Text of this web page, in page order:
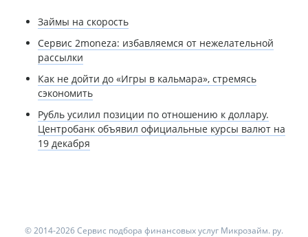
Займы на скорость
Сервис 2moneza: избавляемся от нежелательной
рассылки
Как не дойти до «Игры в кальмара», стремясь
сэкономить
Рубль усилил позиции по отношению к доллару.
Центробанк объявил официальные курсы валют на
19 декабря
© 2014-2026 Сервис подбора финансовых услуг Микрозайм. ру.